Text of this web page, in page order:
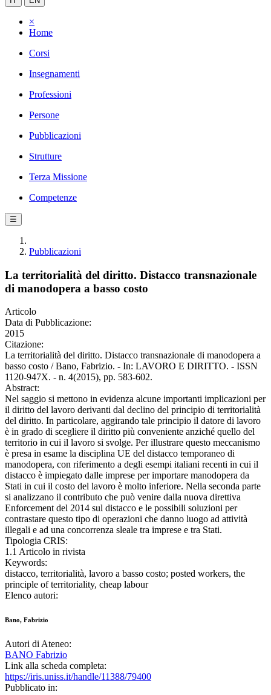
×
Home
Corsi
Insegnamenti
Professioni
Persone
Pubblicazioni
Strutture
Terza Missione
Competenze
☰
Pubblicazioni
La territorialità del diritto. Distacco transnazionale
di manodopera a basso costo
Articolo
Data di Pubblicazione:
2015
Citazione:
La territorialità del diritto. Distacco transnazionale di manodopera a
basso costo / Bano, Fabrizio. - In: LAVORO E DIRITTO. - ISSN
1120-947X. - n. 4(2015), pp. 583-602.
Abstract:
Nel saggio si mettono in evidenza alcune importanti implicazioni per
il diritto del lavoro derivanti dal declino del principio di territorialità
del diritto. In particolare, aggirando tale principio il datore di lavoro
è in grado di scegliere il diritto più conveniente anziché quello del
territorio in cui il lavoro si svolge. Per illustrare questo meccanismo
è presa in esame la disciplina UE del distacco temporaneo di
manodopera, con riferimento a degli esempi italiani recenti in cui il
distacco è impiegato dalle imprese per importare manodopera da
Stati in cui il costo del lavoro è molto inferiore. Nella seconda parte
si analizzano il contributo che può venire dalla nuova direttiva
Enforcement del 2014 sul distacco e le possibili soluzioni per
contrastare questo tipo di operazioni che danno luogo ad attività
illegali e ad una concorrenza sleale tra imprese e tra Stati.
Tipologia CRIS:
1.1 Articolo in rivista
Keywords:
distacco, territorialità, lavoro a basso costo; posted workers, the
principle of territoriality, cheap labour
Elenco autori:
Bano, Fabrizio
Autori di Ateneo:
BANO Fabrizio
Link alla scheda completa:
https://iris.uniss.it/handle/11388/79400
Pubblicato in: